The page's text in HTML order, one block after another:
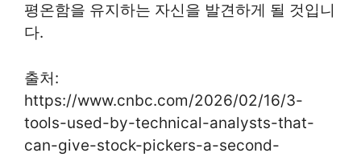
평온함을 유지하는 자신을 발견하게 될 것입니
다.
출처:
https://www.cnbc.com/2026/02/16/3-
tools-used-by-technical-analysts-that-
can-give-stock-pickers-a-second-